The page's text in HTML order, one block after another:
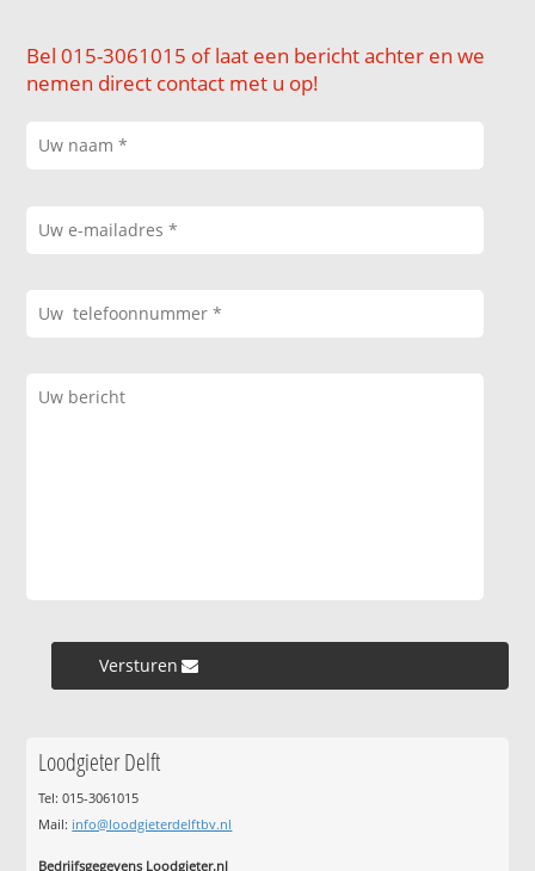
Bel 015-3061015 of laat een bericht achter en we
nemen direct contact met u op!
Versturen »
Loodgieter Delft
Tel: 015-3061015
Mail: info@loodgieterdelftbv.nl
Bedrijfsgegevens Loodgieter.nl